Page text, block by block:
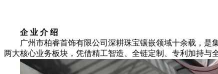
企 业 介 绍
广州市柏睿首饰有限公司深耕珠宝镶嵌领域十余载，是
两大核心业务板块，凭借精工智造、全链定制、专利加持